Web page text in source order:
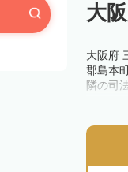
大
大阪府
郡島本
隣の司